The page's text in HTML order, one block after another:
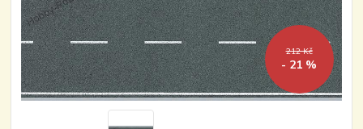
212 Kč
- 21 %